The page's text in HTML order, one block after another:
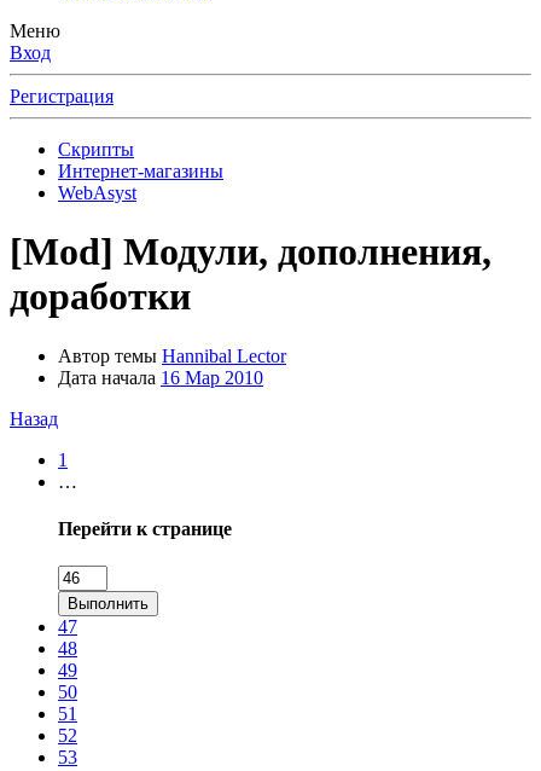
Меню
Вход
Регистрация
Скрипты
Интернет-магазины
WebAsyst
[Mod] Модули, дополнения,
доработки
Автор темы Hannibal Lector
Дата начала 16 Мар 2010
Назад
1
…
Перейти к странице
Выполнить
47
48
49
50
51
52
53